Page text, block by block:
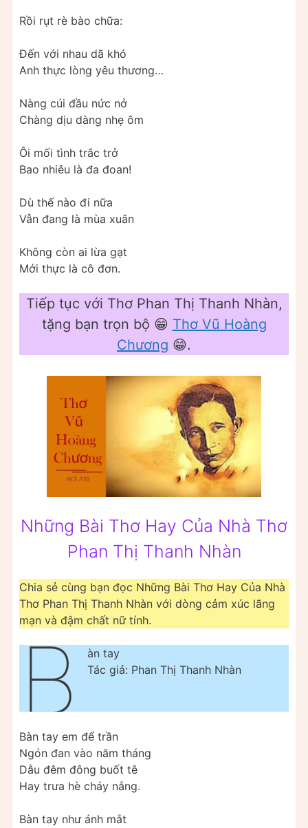
Rồi rụt rè bào chữa:
Đến với nhau dã khó
Anh thực lòng yêu thương…
Nàng cúi đầu nức nở
Chàng dịu dàng nhẹ ôm
Ôi mối tình trắc trở
Bao nhiêu là đa đoan!
Dù thế nào đi nữa
Vẫn đang là mùa xuân
Không còn ai lừa gạt
Mới thực là cô đơn.
Tiếp tục với Thơ Phan Thị Thanh Nhàn,
tặng bạn trọn bộ 😁 Thơ Vũ Hoàng
Chương 😁.
Những Bài Thơ Hay Của Nhà Thơ
Phan Thị Thanh Nhàn
Chia sẻ cùng bạn đọc Những Bài Thơ Hay Của Nhà
Thơ Phan Thị Thanh Nhàn với dòng cảm xúc lãng
mạn và đậm chất nữ tính.
B
àn tay
Tác giả: Phan Thị Thanh Nhàn
Bàn tay em để trần
Ngón đan vào năm tháng
Dẫu đêm đông buốt tê
Hay trưa hè cháy nắng.
Bàn tay như ánh mắt